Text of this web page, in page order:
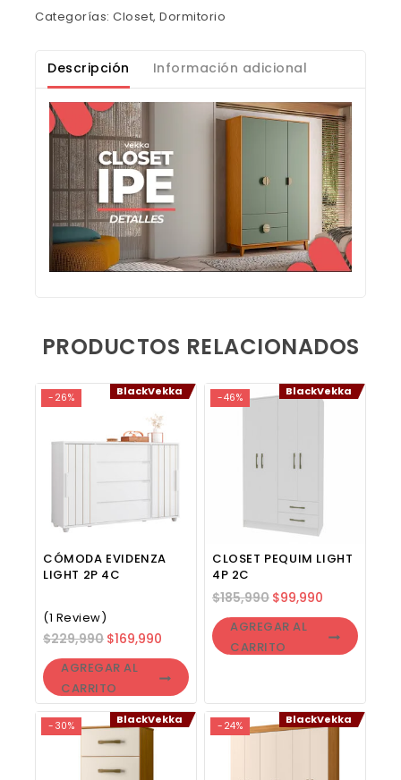
Categorías: Closet, Dormitorio
Descripción Información adicional
PRODUCTOS RELACIONADOS
-26% BlackVekka
CÓMODA EVIDENZA
LIGHT 2P 4C
(1 Review)
$229,990 $169,990
AGREGAR AL
CARRITO
-46% BlackVekka
CLOSET PEQUIM LIGHT
4P 2C
$185,990 $99,990
AGREGAR AL
CARRITO
-30% BlackVekka -24% BlackVekka